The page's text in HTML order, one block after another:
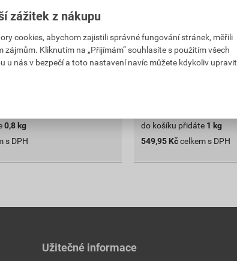
0,8 kg
s DPH
549,95Kč
cena za ks s DPH
do košíku přidáte 1 kg
549,95 Kčcelkem s DPH
Užitečné informace
zážitek z nákupu
cookies, abychom zajistili správné fungování stránek, měřili
Kliknutím na „Přijímám“ souhlasíte s použitím všech
u nás v bezpečí a toto nastavení navíc můžete kdykoliv upravit